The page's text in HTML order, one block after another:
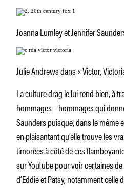
Joanna Lumley et Jennifer
Julie Andrews dans « Victor,
La culture drag le lui rend bien, à
hommages – hommages qui
Saunders puisque, dans le même
en plaisantant qu’elle trouve les
timorées à côté de ces
sur YouTube pour voir certaines
d’Eddie et Patsy, notamment